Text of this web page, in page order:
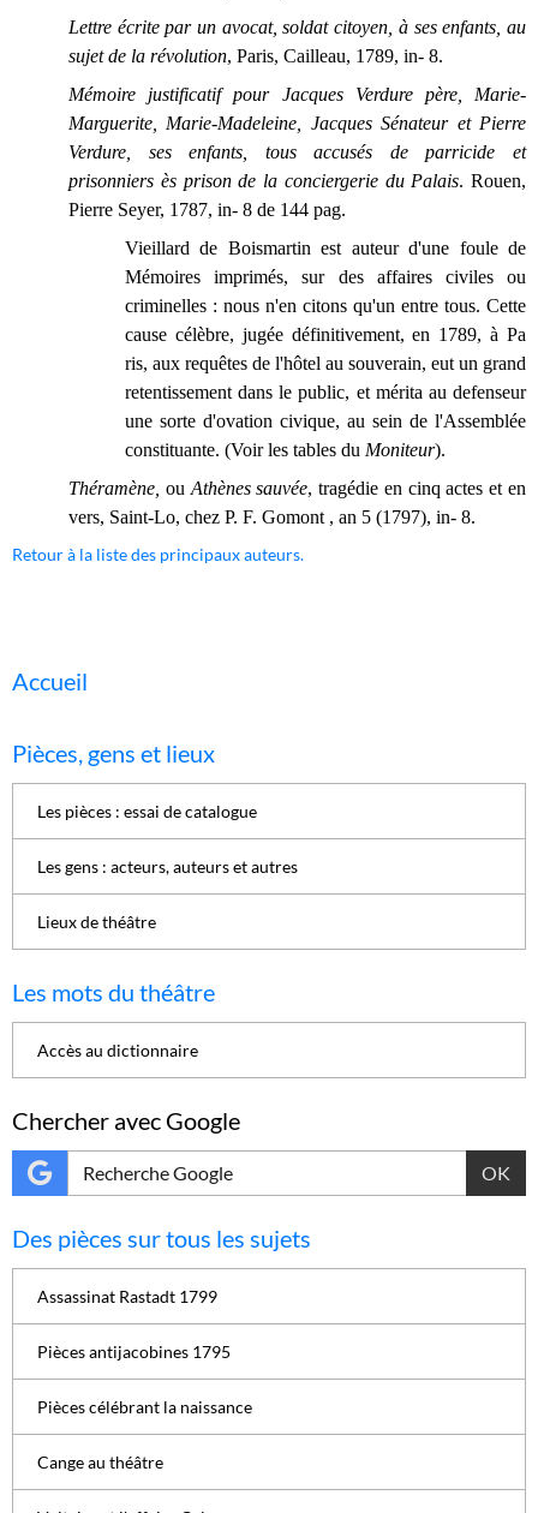
Lettre écrite par un avocat, soldat citoyen, à ses enfants, au
sujet de la révolution, Paris, Cailleau, 1789, in- 8.
Mémoire justificatif pour Jacques Verdure père, Marie-
Marguerite, Marie-Madeleine, Jacques Sénateur et Pierre
Verdure, ses enfants, tous accusés de parricide et
prisonniers ès prison de la conciergerie du Palais. Rouen,
Pierre Seyer, 1787, in- 8 de 144 pag.
Vieillard de Boismartin est auteur d'une foule de
Mémoires imprimés, sur des affaires civiles ou
criminelles : nous n'en citons qu'un entre tous. Cette
cause célèbre, jugée définitivement, en 1789, à Pa
ris, aux requêtes de l'hôtel au souverain, eut un grand
retentissement dans le public, et mérita au defenseur
une sorte d'ovation civique, au sein de l'Assemblée
constituante. (Voir les tables du Moniteur).
Théramène, ou Athènes sauvée, tragédie en cinq actes et en
vers, Saint-Lo, chez P. F. Gomont , an 5 (1797), in- 8.
Retour à la liste des principaux auteurs.
Accueil
Pièces, gens et lieux
Les pièces : essai de catalogue
Les gens : acteurs, auteurs et autres
Lieux de théâtre
Les mots du théâtre
Accès au dictionnaire
Chercher avec Google
OK
Des pièces sur tous les sujets
Assassinat Rastadt 1799
Pièces antijacobines 1795
Pièces célébrant la naissance
Cange au théâtre